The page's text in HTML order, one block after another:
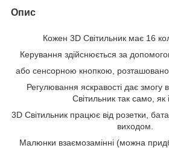
Опис
Кожен 3D Світильник має 16
Керування здійснюється за
або сенсорною кнопкою,
Регулювання яскравості дає змогу
Світильник так само, як і
3D Світильник працює від розетки,
виходом.
Малюнки взаємозамінні (можна